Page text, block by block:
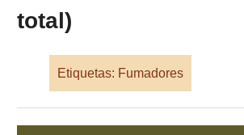
total)
Etiquetas: Fumadores